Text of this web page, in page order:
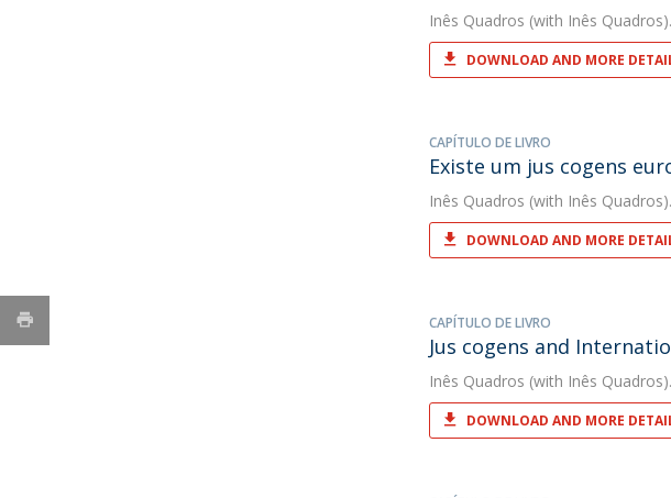
Inês Quadros (with Inês
DOWNLOAD AND MORE
CAPÍTULO DE LIVRO
Existe um jus cogens
Inês Quadros (with Inês
DOWNLOAD AND MORE
CAPÍTULO DE LIVRO
Jus cogens and
Inês Quadros (with Inês
DOWNLOAD AND MORE